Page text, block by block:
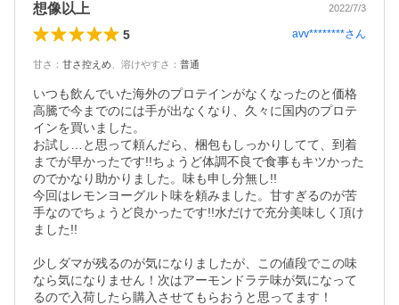
想像以上 2022/7/3
5 avv********さん
甘さ ： 甘さ控えめ 溶けやすさ ： 普通
いつも飲んでいた海外のプロテインがなくなったのと価格
高騰で今までのには手が出なくなり、久々に国内のプロテ
インを買いました。
お試し…と思って頼んだら、梱包もしっかりしてて、到着
までが早かったです!!ちょうど体調不良で食事もキツかった
のでかなり助かりました。味も申し分無し!!
今回はレモンヨーグルト味を頼みました。甘すぎるのが苦
手なのでちょうど良かったです!!水だけで充分美味しく頂け
ました!!
少しダマが残るのが気になりましたが、この値段でこの味
なら気になりません！次はアーモンドラテ味が気になって
るので入荷したら購入させてもらおうと思ってます！